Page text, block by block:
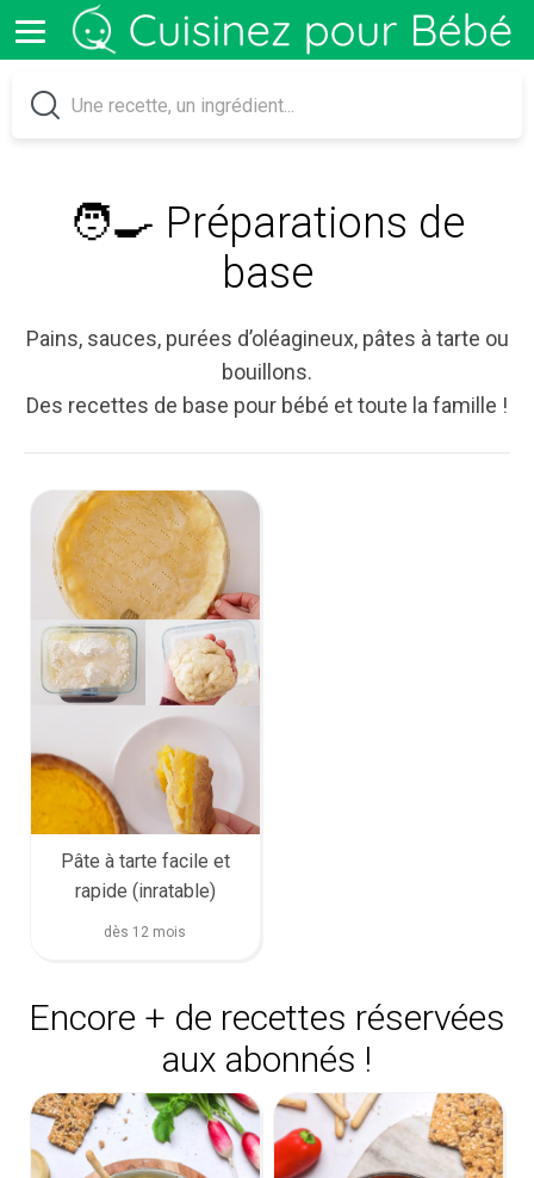
🧑‍🍳 Préparations de
base
Pains, sauces, purées d’oléagineux, pâtes à tarte ou
bouillons.
Des recettes de base pour bébé et toute la famille !
Pâte à tarte facile et
rapide (inratable)
dès 12 mois
Encore + de recettes réservées
aux abonnés !